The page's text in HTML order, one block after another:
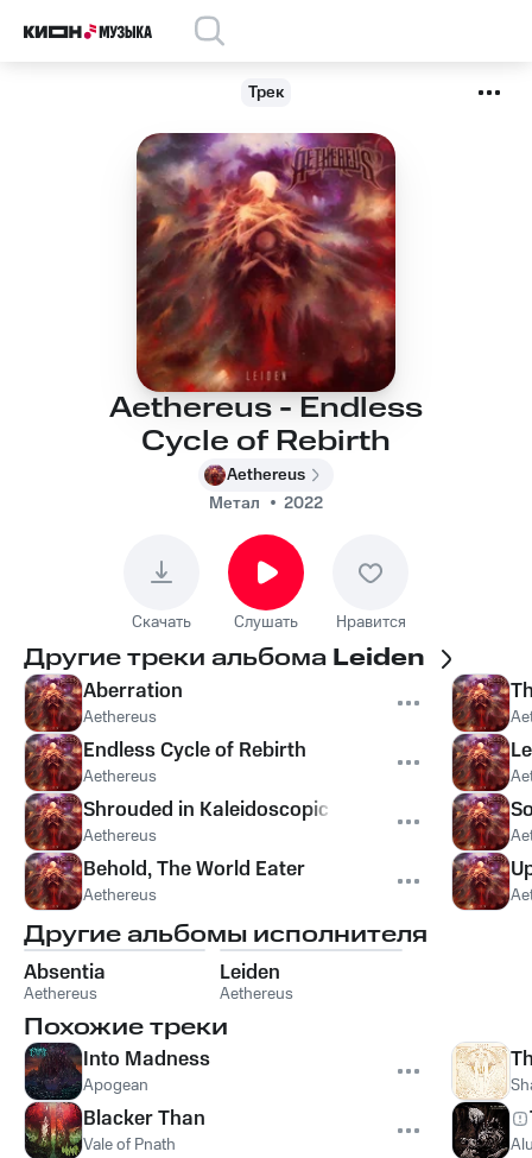
Трек
Aethereus - Endless
Cycle of Rebirth
Aethereus
Метал
2022
Скачать Слушать Нравится
Другие треки альбома Leiden
Aberration
Aethereus
Endless Cycle of Rebirth
Aethereus
Shrouded in Kaleidoscopic Skin
Aethereus
Behold, The World Eater
Aethereus
Другие альбомы исполнителя
Absentia
Aethereus
Leiden
Aethereus
Похожие треки
Into Madness
Apogean
Blacker Than
Vale of Pnath